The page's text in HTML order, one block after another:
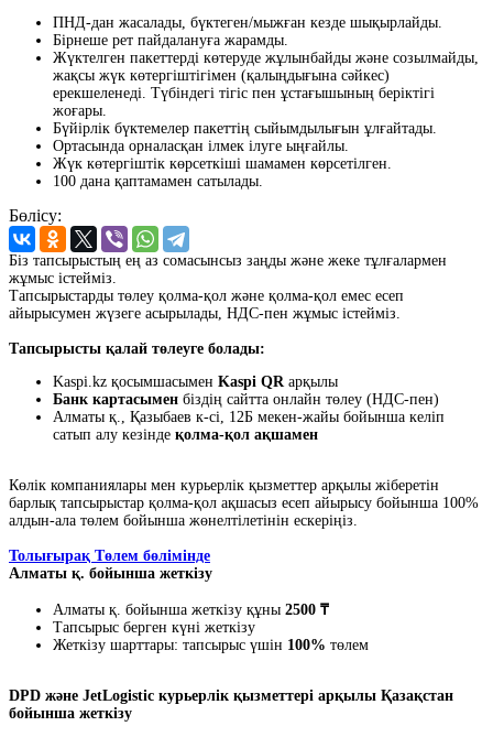
ПНД-дан жасалады, бүктеген/мыжған кезде шықырлайды.
Бірнеше рет пайдалануға жарамды.
Жүктелген пакеттерді көтеруде жұлынбайды және созылмайды,
жақсы жүк көтергіштігімен (қалыңдығына сәйкес)
ерекшеленеді. Түбіндегі тігіс пен ұстағышының беріктігі
жоғары.
Бүйірлік бүктемелер пакеттің сыйымдылығын ұлғайтады.
Ортасында орналасқан ілмек ілуге ыңғайлы.
Жүк көтергіштік көрсеткіші шамамен көрсетілген.
100 дана қаптамамен сатылады.
Бөлісу:
Біз тапсырыстың ең аз сомасынсыз заңды және жеке тұлғалармен
жұмыс істейміз.
Тапсырыстарды төлеу қолма-қол және қолма-қол емес есеп
айырысумен жүзеге асырылады, НДС-пен жұмыс істейміз.
Тапсырысты қалай төлеуге болады:
Kaspi.kz қосымшасымен Kaspi QRарқылы
Банк картасымен біздің сайтта онлайн төлеу (НДС-пен)
Алматы қ., Қазыбаев к-сі, 12Б мекен-жайы бойынша келіп
сатып алу кезінде қолма-қол ақшамен
Көлік компаниялары мен курьерлік қызметтер арқылы жіберетін
барлық тапсырыстар қолма-қол ақшасыз есеп айырысу бойынша 100%
алдын-ала төлем бойынша жөнелтілетінін ескеріңіз.
Толығырақ Төлем бөлімінде
Алматы қ. бойынша жеткізу
Алматы қ. бойынша жеткізу құны 2500 ₸
Тапсырыс берген күні жеткізу
Жеткізу шарттары: тапсырыс үшін 100% төлем
DPD және JetLogistic курьерлік қызметтері арқылы Қазақстан
бойынша жеткізу